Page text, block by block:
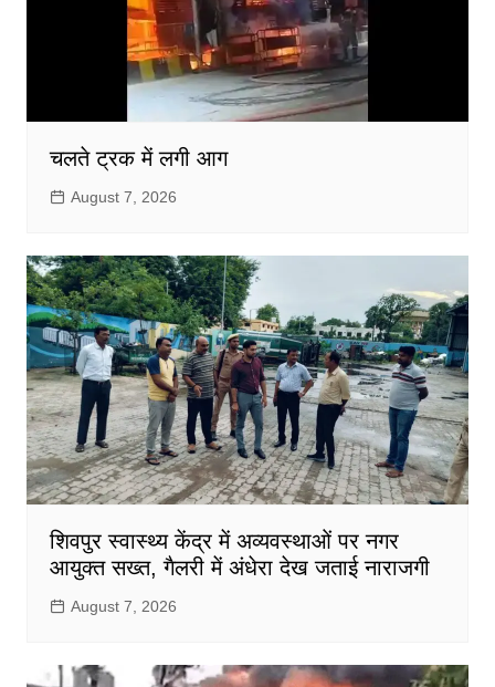
चलते ट्रक में लगी आग
August 7, 2026
शिवपुर स्वास्थ्य केंद्र में अव्यवस्थाओं पर नगर
आयुक्त सख्त, गैलरी में अंधेरा देख जताई नाराजगी
August 7, 2026